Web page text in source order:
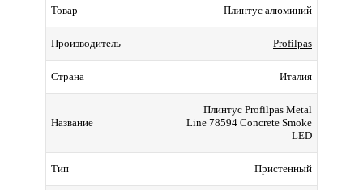
Товар Плинтус алюминий
Производитель Profilpas
Страна Италия
Название
Плинтус Profilpas Metal
Line 78594 Concrete Smoke
LED
Тип Пристенный